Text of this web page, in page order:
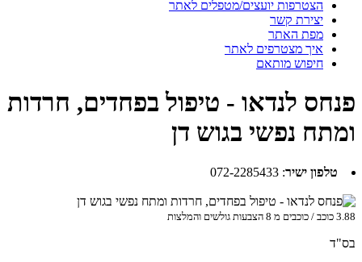
הצטרפות יועצים/מטפלים לאתר
יצירת קשר
מפת האתר
איך מצטרפים לאתר
חיפוש מותאם
פנחס לנדאו - טיפול בפחדים, חרדות
ומתח נפשי בגוש דן
טלפון ישיר:
072-2285433
3.88 כוכב / כוכבים מ 8 הצבעות גולשים והמלצות
בס"ד